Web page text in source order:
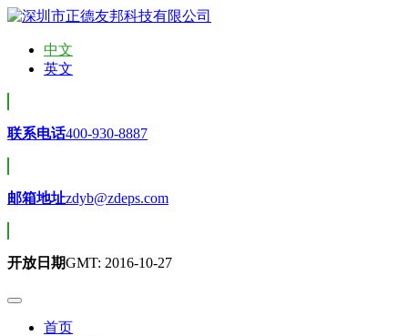
中文
英文
联系电话400-930-8887
邮箱地址zdyb@zdeps.com
开放日期GMT: 2016-10-27
首页